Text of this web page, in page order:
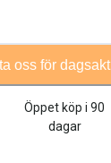
oss för
Öppet köp i 90
dagar